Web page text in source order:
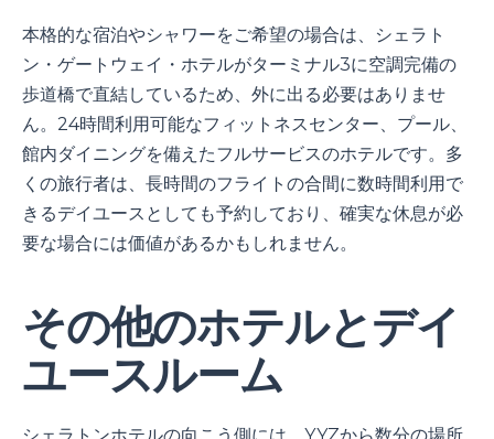
本格的な宿泊やシャワーをご希望の場合は、シェラト
ン・ゲートウェイ・ホテルがターミナル3に空調完備の
歩道橋で直結しているため、外に出る必要はありませ
ん。24時間利用可能なフィットネスセンター、プール、
館内ダイニングを備えたフルサービスのホテルです。多
くの旅行者は、長時間のフライトの合間に数時間利用で
きるデイユースとしても予約しており、確実な休息が必
要な場合には価値があるかもしれません。
その他のホテルとデイ
ユースルーム